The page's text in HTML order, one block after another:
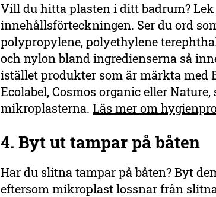
Vill du hitta plasten i ditt badrum?
innehållsförteckningen. Ser du ord
polypropylene, polyethylene
och nylon bland ingredienserna så
istället produkter som är märkta med
Ecolabel, Cosmos organic eller
mikroplasterna. Läs mer om
4. Byt ut tampar på båten
Har du slitna tampar på båten? Byt
eftersom mikroplast lossnar från